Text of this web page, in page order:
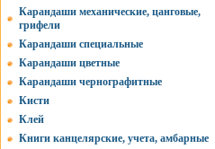
Карандаши механические, цанговые,
грифели
Карандаши специальные
Карандаши цветные
Карандаши чернографитные
Кисти
Клей
Книги канцелярские, учета, амбарные